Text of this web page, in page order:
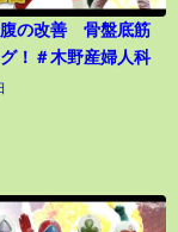
腹の改善 骨盤底筋
！＃木野産婦人科